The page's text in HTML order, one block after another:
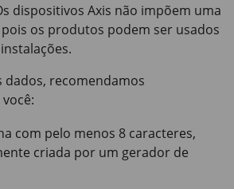
dispositivos Axis não impõem uma
os produtos podem ser usados
dados, recomendamos
com pelo menos 8 caracteres,
criada por um gerador de